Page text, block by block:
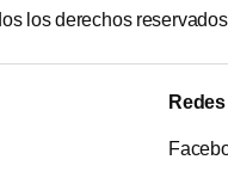
los derechos